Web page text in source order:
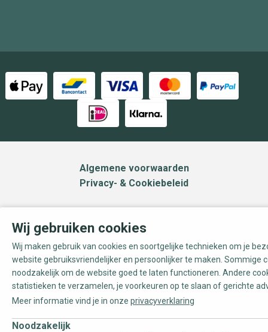
Algemene voorwaarden
Privacy- & Cookiebeleid
Wij gebruiken cookies
Wij maken gebruik van cookies en soortgelijke technieken om je
website gebruiksvriendelijker en persoonlijker te maken. Sommige
noodzakelijk om de website goed te laten functioneren. Andere
statistieken te verzamelen, je voorkeuren op te slaan of gerichte
Meer informatie vind je in onze privacyverklaring
Noodzakelijk